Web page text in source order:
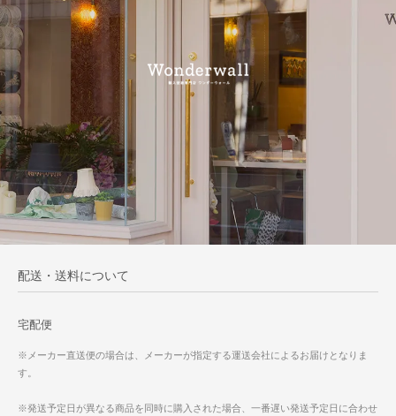
配送・送料について
宅配便
※メーカー直送便の場合は、メーカーが指定する運送会社によるお届けとなりま
す。
※発送予定日が異なる商品を同時に購入された場合、一番遅い発送予定日に合わせ